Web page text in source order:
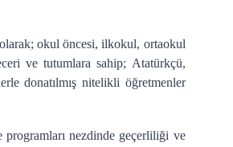
okul öncesi, ilkokul, ortaokul
ve tutumlara sahip; Atatürkçü,
donatılmış nitelikli öğretmenler
nezdinde geçerliliği ve